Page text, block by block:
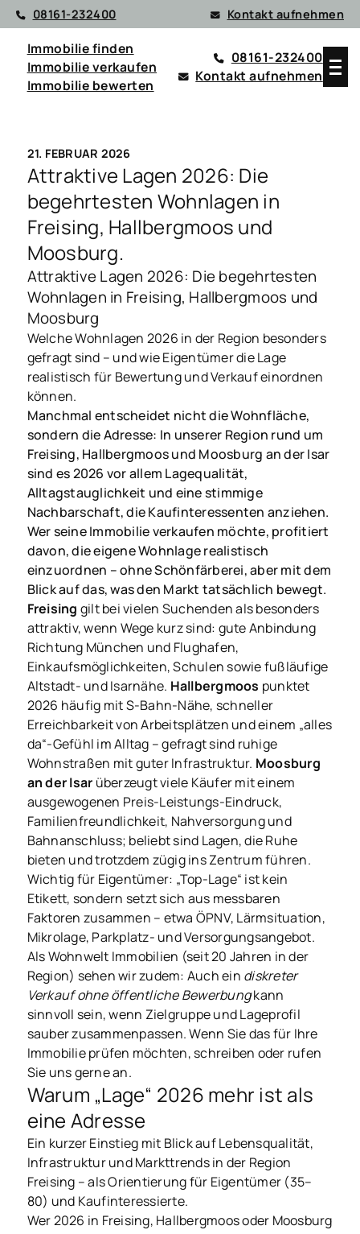
08161-232400 Kontakt aufnehmen
Immobilie finden
Immobilie verkaufen
Immobilie bewerten
08161-232400
Kontakt aufnehmen
21. FEBRUAR 2026
Attraktive Lagen 2026: Die
begehrtesten Wohnlagen in
Freising, Hallbergmoos und
Moosburg.
Attraktive Lagen 2026: Die begehrtesten
Wohnlagen in Freising, Hallbergmoos und
Moosburg
Welche Wohnlagen 2026 in der Region besonders
gefragt sind – und wie Eigentümer die Lage
realistisch für Bewertung und Verkauf einordnen
können.
Manchmal entscheidet nicht die Wohnfläche,
sondern die Adresse: In unserer Region rund um
Freising, Hallbergmoos und Moosburg an der Isar
sind es 2026 vor allem Lagequalität,
Alltagstauglichkeit und eine stimmige
Nachbarschaft, die Kaufinteressenten anziehen.
Wer seine Immobilie verkaufen möchte, profitiert
davon, die eigene Wohnlage realistisch
einzuordnen – ohne Schönfärberei, aber mit dem
Blick auf das, was den Markt tatsächlich bewegt.
Freising gilt bei vielen Suchenden als besonders
attraktiv, wenn Wege kurz sind: gute Anbindung
Richtung München und Flughafen,
Einkaufsmöglichkeiten, Schulen sowie fußläufige
Altstadt- und Isarnähe. Hallbergmoos punktet
2026 häufig mit S-Bahn-Nähe, schneller
Erreichbarkeit von Arbeitsplätzen und einem „alles
da“-Gefühl im Alltag – gefragt sind ruhige
Wohnstraßen mit guter Infrastruktur. Moosburg
an der Isar überzeugt viele Käufer mit einem
ausgewogenen Preis-Leistungs-Eindruck,
Familienfreundlichkeit, Nahversorgung und
Bahnanschluss; beliebt sind Lagen, die Ruhe
bieten und trotzdem zügig ins Zentrum führen.
Wichtig für Eigentümer: „Top-Lage“ ist kein
Etikett, sondern setzt sich aus messbaren
Faktoren zusammen – etwa ÖPNV, Lärmsituation,
Mikrolage, Parkplatz- und Versorgungsangebot.
Als Wohnwelt Immobilien (seit 20 Jahren in der
Region) sehen wir zudem: Auch ein diskreter
Verkauf ohne öffentliche Bewerbungkann
sinnvoll sein, wenn Zielgruppe und Lageprofil
sauber zusammenpassen. Wenn Sie das für Ihre
Immobilie prüfen möchten, schreiben oder rufen
Sie uns gerne an.
Warum „Lage“ 2026 mehr ist als
eine Adresse
Ein kurzer Einstieg mit Blick auf Lebensqualität,
Infrastruktur und Markttrends in der Region
Freising – als Orientierung für Eigentümer (35–
80) und Kaufinteressierte.
Wer 2026 in Freising, Hallbergmoos oder Moosburg